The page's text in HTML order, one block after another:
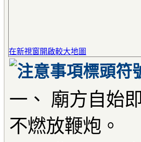
在新視窗開啟較大地圖
一、 廟方自始
不燃放鞭炮。